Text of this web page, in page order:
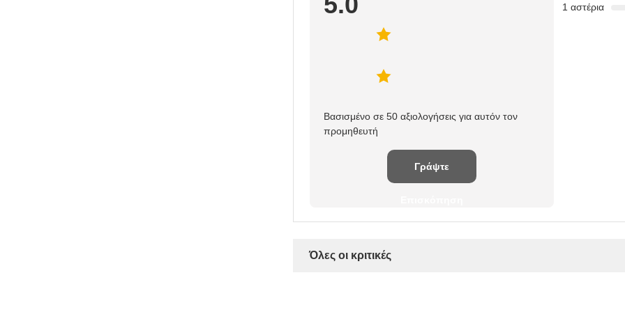
Βασισμένο σε 50 αξιολογήσεις για αυτόν τον
προμηθευτή
Γράψτε
1 αστέρια
Όλες οι κριτικές